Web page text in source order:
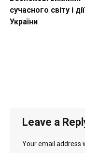
сучасного світу і дії
України
Leave a
Your email address